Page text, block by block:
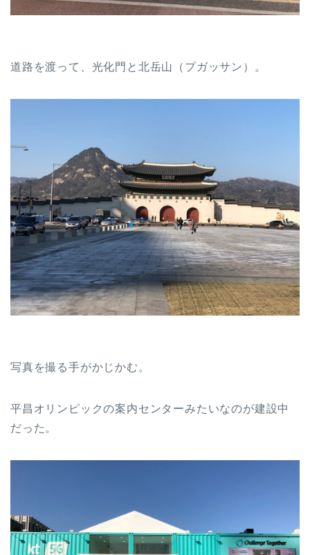
道路を渡って、光化門と北岳山（プガッサン）。
写真を撮る手がかじかむ。
平昌オリンピックの案内センターみたいなのが建設中
だった。